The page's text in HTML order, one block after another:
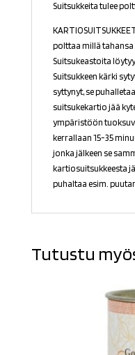
Suitsukkeita tulee
polttaa millä
Suitsukeastoita
Suitsukkeen kärki
syttynyt, se
suitsukekartio jää
ympäristöön
kerrallaan 15-35
jonka jälkeen se
kartiosuitsukkeesta
puhaltaa esim.
Tutustu